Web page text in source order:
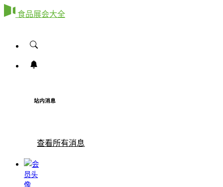
食品展会大全
站内消息
查看所有消息